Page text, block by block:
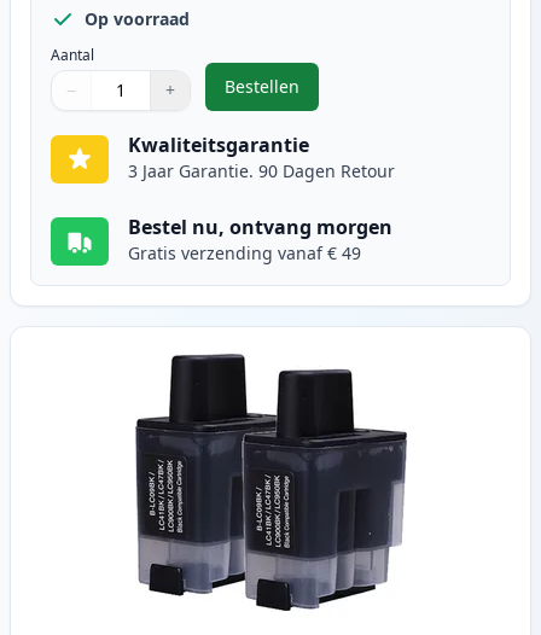
Op voorraad
Aantal
Gebruik de knoppen om aan te passen
− +
1
Bestellen
,5 stuks Brother LC900
Kwaliteitsgarantie
3 Jaar Garantie. 90 Dagen Retour
Bestel nu, ontvang morgen
Gratis verzending vanaf € 49